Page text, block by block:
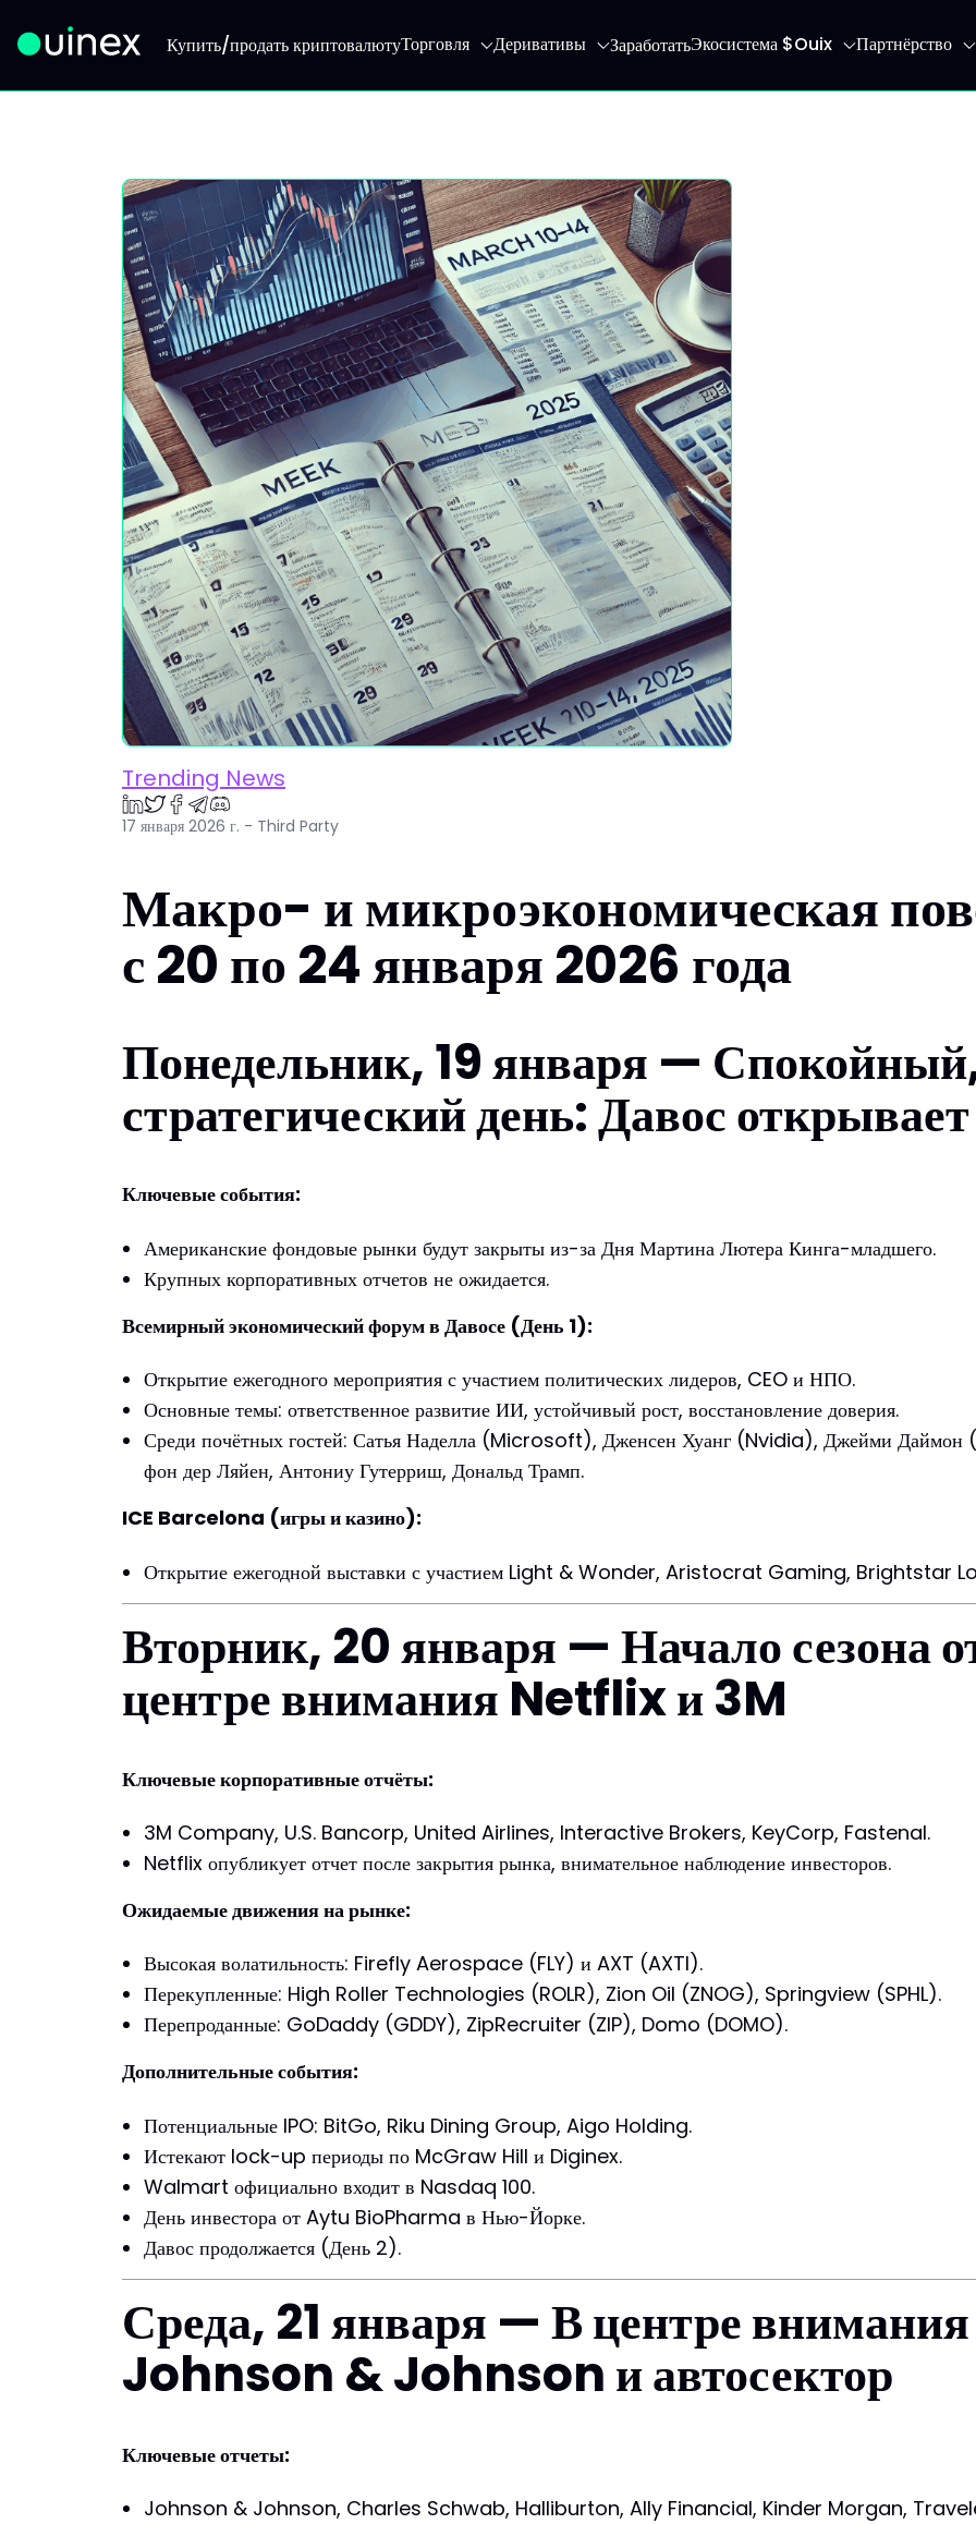
Купить/продать криптовалютуТорговля Деривативы ЗаработатьЭкосистема $Ouix Партнёрство
Trending News
17 января 2026 г. - Third Party
Макро- и микроэкономическая
с 20 по 24 января 2026 года
Понедельник, 19 января —
стратегический день: Давос
Ключевые события:
Американские фондовые рынки будут закрыты из-за Дня Мартина Лютера Кинга-младшего.
Крупных корпоративных отчетов не ожидается.
Всемирный экономический форум в Давосе (День 1):
Открытие ежегодного мероприятия с участием политических лидеров, CEO и НПО.
Основные темы: ответственное развитие ИИ, устойчивый рост, восстановление доверия.
Среди почётных гостей: Сатья Наделла (Microsoft), Дженсен Хуанг (Nvidia), Джейми
фон дер Ляйен, Антониу Гутерриш, Дональд Трамп.
ICE Barcelona (игры и казино):
Открытие ежегодной выставки с участием Light & Wonder, Aristocrat Gaming, Brightstar
Вторник, 20 января — Начало сезона
центре внимания Netflix и 3M
Ключевые корпоративные отчёты:
3M Company, U.S. Bancorp, United Airlines, Interactive Brokers, KeyCorp, Fastenal.
Netflix опубликует отчет после закрытия рынка, внимательное наблюдение инвесторов.
Ожидаемые движения на рынке:
Высокая волатильность: Firefly Aerospace (FLY) и AXT (AXTI).
Перекупленные: High Roller Technologies (ROLR), Zion Oil (ZNOG), Springview (SPHL).
Перепроданные: GoDaddy (GDDY), ZipRecruiter (ZIP), Domo (DOMO).
Дополнительные события:
Потенциальные IPO: BitGo, Riku Dining Group, Aigo Holding.
Истекают lock-up периоды по McGraw Hill и Diginex.
Walmart официально входит в Nasdaq 100.
День инвестора от Aytu BioPharma в Нью-Йорке.
Давос продолжается (День 2).
Среда, 21 января — В центре
Johnson & Johnson и автосектор
Ключевые отчеты:
Johnson & Johnson, Charles Schwab, Halliburton, Ally Financial, Kinder Morgan,